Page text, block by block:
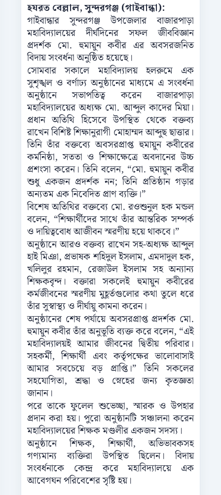
হযরত বেল্লাল, সুন্দরগঞ্জ (গাইবান্ধা):
গাইবান্ধার সুন্দরগঞ্জ উপজেলার বাজারপাড়া
মহাবিদ্যালয়ের দীর্ঘদিনের সফল জীববিজ্ঞান
প্রদর্শক মো. হুমায়ুন কবীর এর অবসরজনিত
বিদায় সংবর্ধনা অনুষ্ঠিত হয়েছে।
সোমবার সকালে মহাবিদ্যালয় হলরুমে এক
সুশৃঙ্খল ও বর্ণাঢ্য অনুষ্ঠানের মাধ্যমে এ সংবর্ধনা
অনুষ্ঠানে সভাপতিত্ব করেন বাজারপাড়া
মহাবিদ্যালয়ের অধ্যক্ষ মো. আব্দুল কাদের মিয়া।
প্রধান অতিথি হিসেবে উপস্থিত থেকে বক্তব্য
রাখেন বিশিষ্ট শিক্ষানুরাগী মোহাম্মদ আব্দুছ ছাত্তার।
তিনি তাঁর বক্তব্যে অবসরপ্রাপ্ত হুমায়ুন কবীরের
কর্মনিষ্ঠা, সততা ও শিক্ষাক্ষেত্রে অবদানের উচ্চ
প্রশংসা করেন। তিনি বলেন, “মো. হুমায়ুন কবীর
শুধু একজন প্রদর্শক নন; তিনি প্রতিষ্ঠান গড়ার
অন্যতম এক নিবেদিত প্রাণ ব্যক্তি।”
বিশেষ অতিথির বক্তব্যে মো. রওশুনুল হক মন্ডল
বলেন, “শিক্ষার্থীদের সাথে তাঁর আন্তরিক সম্পর্ক
ও দায়িত্ববোধ আজীবন স্মরণীয় হয়ে থাকবে।”
অনুষ্ঠানে আরও বক্তব্য রাখেন সহ-অধ্যক্ষ আব্দুল
হাই মিঞা, প্রভাষক শহিদুল ইসলাম, এমদাদুল হক,
খলিলুর রহমান, রেজাউল ইসলাম সহ অন্যান্য
শিক্ষকবৃন্দ। বক্তারা সকলেই হুমায়ুন কবীরের
কর্মজীবনের স্মরণীয় মুহূর্তগুলোর কথা তুলে ধরে
তাঁর সুস্বাস্থ্য ও দীর্ঘায়ু কামনা করেন।
অনুষ্ঠানের শেষ পর্যায়ে অবসরপ্রাপ্ত প্রদর্শক মো.
হুমায়ুন কবীর তাঁর অনুভূতি ব্যক্ত করে বলেন, “এই
মহাবিদ্যালয়ই আমার জীবনের দ্বিতীয় পরিবার।
সহকর্মী, শিক্ষার্থী এবং কর্তৃপক্ষের ভালোবাসাই
আমার সবচেয়ে বড় প্রাপ্তি।” তিনি সকলের
সহযোগিতা, শ্রদ্ধা ও স্নেহের জন্য কৃতজ্ঞতা
জানান।
পরে তাকে ফুলেল শুভেচ্ছা, স্মারক ও উপহার
প্রদান করা হয়। পুরো অনুষ্ঠানটি সঞ্চালনা করেন
মহাবিদ্যালয়ের শিক্ষক মণ্ডলীর একজন সদস্য।
অনুষ্ঠানে শিক্ষক, শিক্ষার্থী, অভিভাবকসহ
গণ্যমান্য ব্যক্তিরা উপস্থিত ছিলেন। বিদায়
সংবর্ধনাকে কেন্দ্র করে মহাবিদ্যালয়ে এক
আবেগঘন পরিবেশের সৃষ্টি হয়।